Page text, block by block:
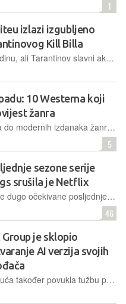
1
izlazi izgubljeno
Kill Billa
Kill Bill ima 21 godinu, ali Tarantinov slavni akcijski serijal danas je jednako popularan kao nekad
10 Westerna koji
žanra
Od kultnih klasika do modernih izdanaka žanra, western je tijekom svoje povijesti reflektirao političku i društvenu stvarnost američke nacije, a i danas nudi prostor za novo promišljanje o mitu, društvenim vrijednostima i nacionalnom identitetu
5
sezone serije
srušila je Netflix
Umjesto premijere dugo očekivane posljednje sezone, gledatelje je dočekala poruka o pogrešci
46
je sklopio
AI verzija svojih
Diskografska je kuća također povukla tužbu protiv Sunoa koji će svojim korisnicima uskoro omogućiti stvaranje AI–generirane glazbe korištenjem glasova izvođača koji sudjeluju u WMG-u